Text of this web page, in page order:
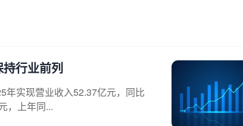
行业前列
年实现营业收入52.37亿元，同比
，上年同...